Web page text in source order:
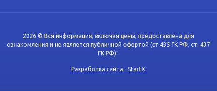
2026 © Вся информация, включая цены, предоставлена для
ознакомления и не является публичной офертой (ст.435 ГК РФ, cт. 437
ГК РФ)”
Разработка сайта - StartX